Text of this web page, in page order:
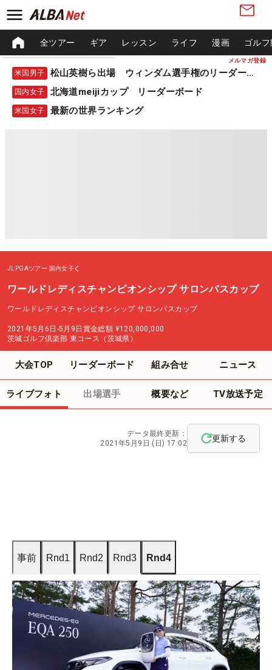
メルマガ登録
全ツアー ギア レッスン ライフ 漫画 ゴル
米国男子 松山英樹ら出場 ウィンダム選手権のリーダーボード
国内女子 北海道meijiカップ リーダーボード
米国女子 最新の世界ランキング
JLPGAツアー 国内女子
ワールドレディスチャンピオンシップ サロンパスカップ
ワールドレディスチャンピオンシップ サロンパスカップ
2021年5月6日-5月9日 賞金総額 ¥120,000,000
茨城ゴルフ倶楽部 東コース（茨城県）
大会TOP リーダーボード 組み合せ ニュース
ライブフォト 出場選手 概要など TV放送予定
データ最終更新：
2021年5月9日 (日) 17:02
更新する
事前 Rnd1 Rnd2 Rnd3 Rnd4